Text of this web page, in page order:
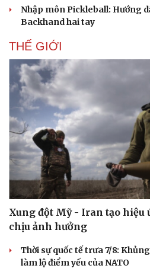
Nhập môn Pickleball: Hướng
Backhand hai tay
THẾ GIỚI
Xung đột Mỹ - Iran tạo
chịu ảnh hưởng
Thời sự quốc tế trưa 7/8:
làm lộ điểm yếu của NATO